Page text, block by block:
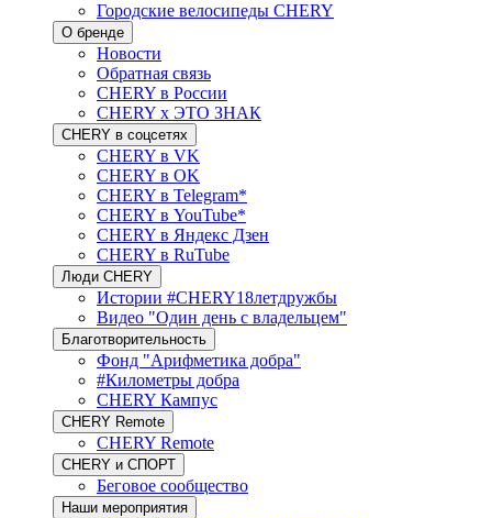
Городские велосипеды CHERY
О бренде
Новости
Обратная связь
CHERY в России
CHERY x ЭТО ЗНАК
CHERY в соцсетях
CHERY в VK
CHERY в OK
CHERY в Telegram*
CHERY в YouTube*
CHERY в Яндекс Дзен
CHERY в RuTube
Люди CHERY
Истории #CHERY18летдружбы
Видео "Один день с владельцем"
Благотворительность
Фонд "Арифметика добра"
#Километры добра
CHERY Кампус
CHERY Remote
CHERY Remote
CHERY и СПОРТ
Беговое сообщество
Наши мероприятия